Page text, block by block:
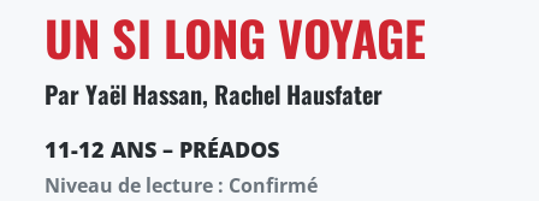
UN SI LONG VOYAGE
Par Yaël Hassan, Rachel Hausfater
11-12 ANS – PRÉADOS
Niveau de lecture : Confirmé